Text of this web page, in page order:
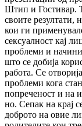
Штип и Гос­ти­вар.
своите резултати,
кои ги
сексуалност кај
проблеми и
што се добија
работа. Се
проблеми кога
попреченост и на
но. Сепак на крај
доброто на овие